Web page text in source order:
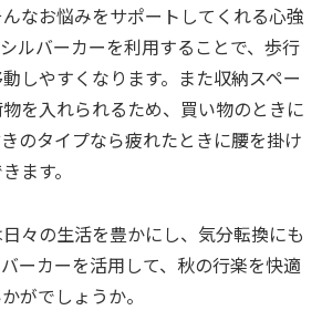
なお悩みをサポートしてくれる心強
ルバーカーを利用することで、歩行
しやすくなります。また収納スペー
を入れられるため、買い物のときに
のタイプなら疲れたときに腰を掛け
ます。
々の生活を豊かにし、気分転換にも
ーカーを活用して、秋の行楽を快適
がでしょうか。